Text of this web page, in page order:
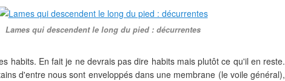
Lames qui descendent le long du pied : décurrentes
habits. En fait je ne devrais pas dire habits mais plutôt ce qu'il en reste.
d'entre nous sont enveloppés dans une membrane (le voile général),